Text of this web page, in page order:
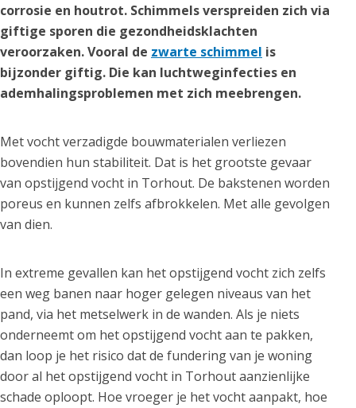
corrosie en houtrot. Schimmels verspreiden zich via
giftige sporen die gezondheidsklachten
veroorzaken. Vooral de zwarte schimmel is
bijzonder giftig. Die kan luchtweginfecties en
ademhalingsproblemen met zich meebrengen.
Met vocht verzadigde bouwmaterialen verliezen
bovendien hun stabiliteit. Dat is het grootste gevaar
van opstijgend vocht in Torhout. De bakstenen worden
poreus en kunnen zelfs afbrokkelen. Met alle gevolgen
van dien.
In extreme gevallen kan het opstijgend vocht zich zelfs
een weg banen naar hoger gelegen niveaus van het
pand, via het metselwerk in de wanden. Als je niets
onderneemt om het opstijgend vocht aan te pakken,
dan loop je het risico dat de fundering van je woning
door al het opstijgend vocht in Torhout aanzienlijke
schade oploopt. Hoe vroeger je het vocht aanpakt, hoe